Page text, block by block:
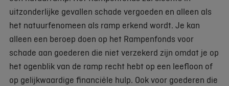
uitzonderlijke gevallen schade vergoeden en alleen als
het natuurfenomeen als ramp erkend wordt. Je kan
alleen een beroep doen op het Rampenfonds voor
schade aan goederen die niet verzekerd zijn omdat je op
het ogenblik van de ramp recht hebt op een leefloon of
op gelijkwaardige financiële hulp. Ook voor goederen die